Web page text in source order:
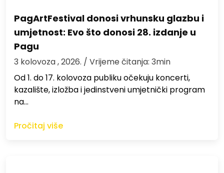
PagArtFestival donosi vrhunsku glazbu i
umjetnost: Evo što donosi 28. izdanje u
Pagu
3 kolovoza , 2026. / Vrijeme čitanja: 3min
Od 1. do 17. kolovoza publiku očekuju koncerti,
kazalište, izložba i jedinstveni umjetnički program
na…
Pročitaj više